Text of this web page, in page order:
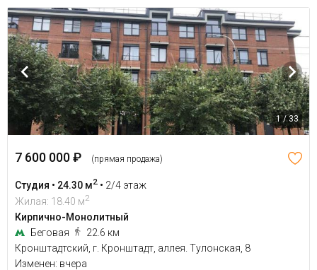
1 / 33
7 600 000 ₽ (прямая продажа)
Студия • 24.30 м2 • 2/4 этаж
Жилая: 18.40 м2
Кирпично-Монолитный
Беговая
22.6 км
Кронштадтский, г. Кронштадт, аллея. Тулонская, 8
Изменен: вчера